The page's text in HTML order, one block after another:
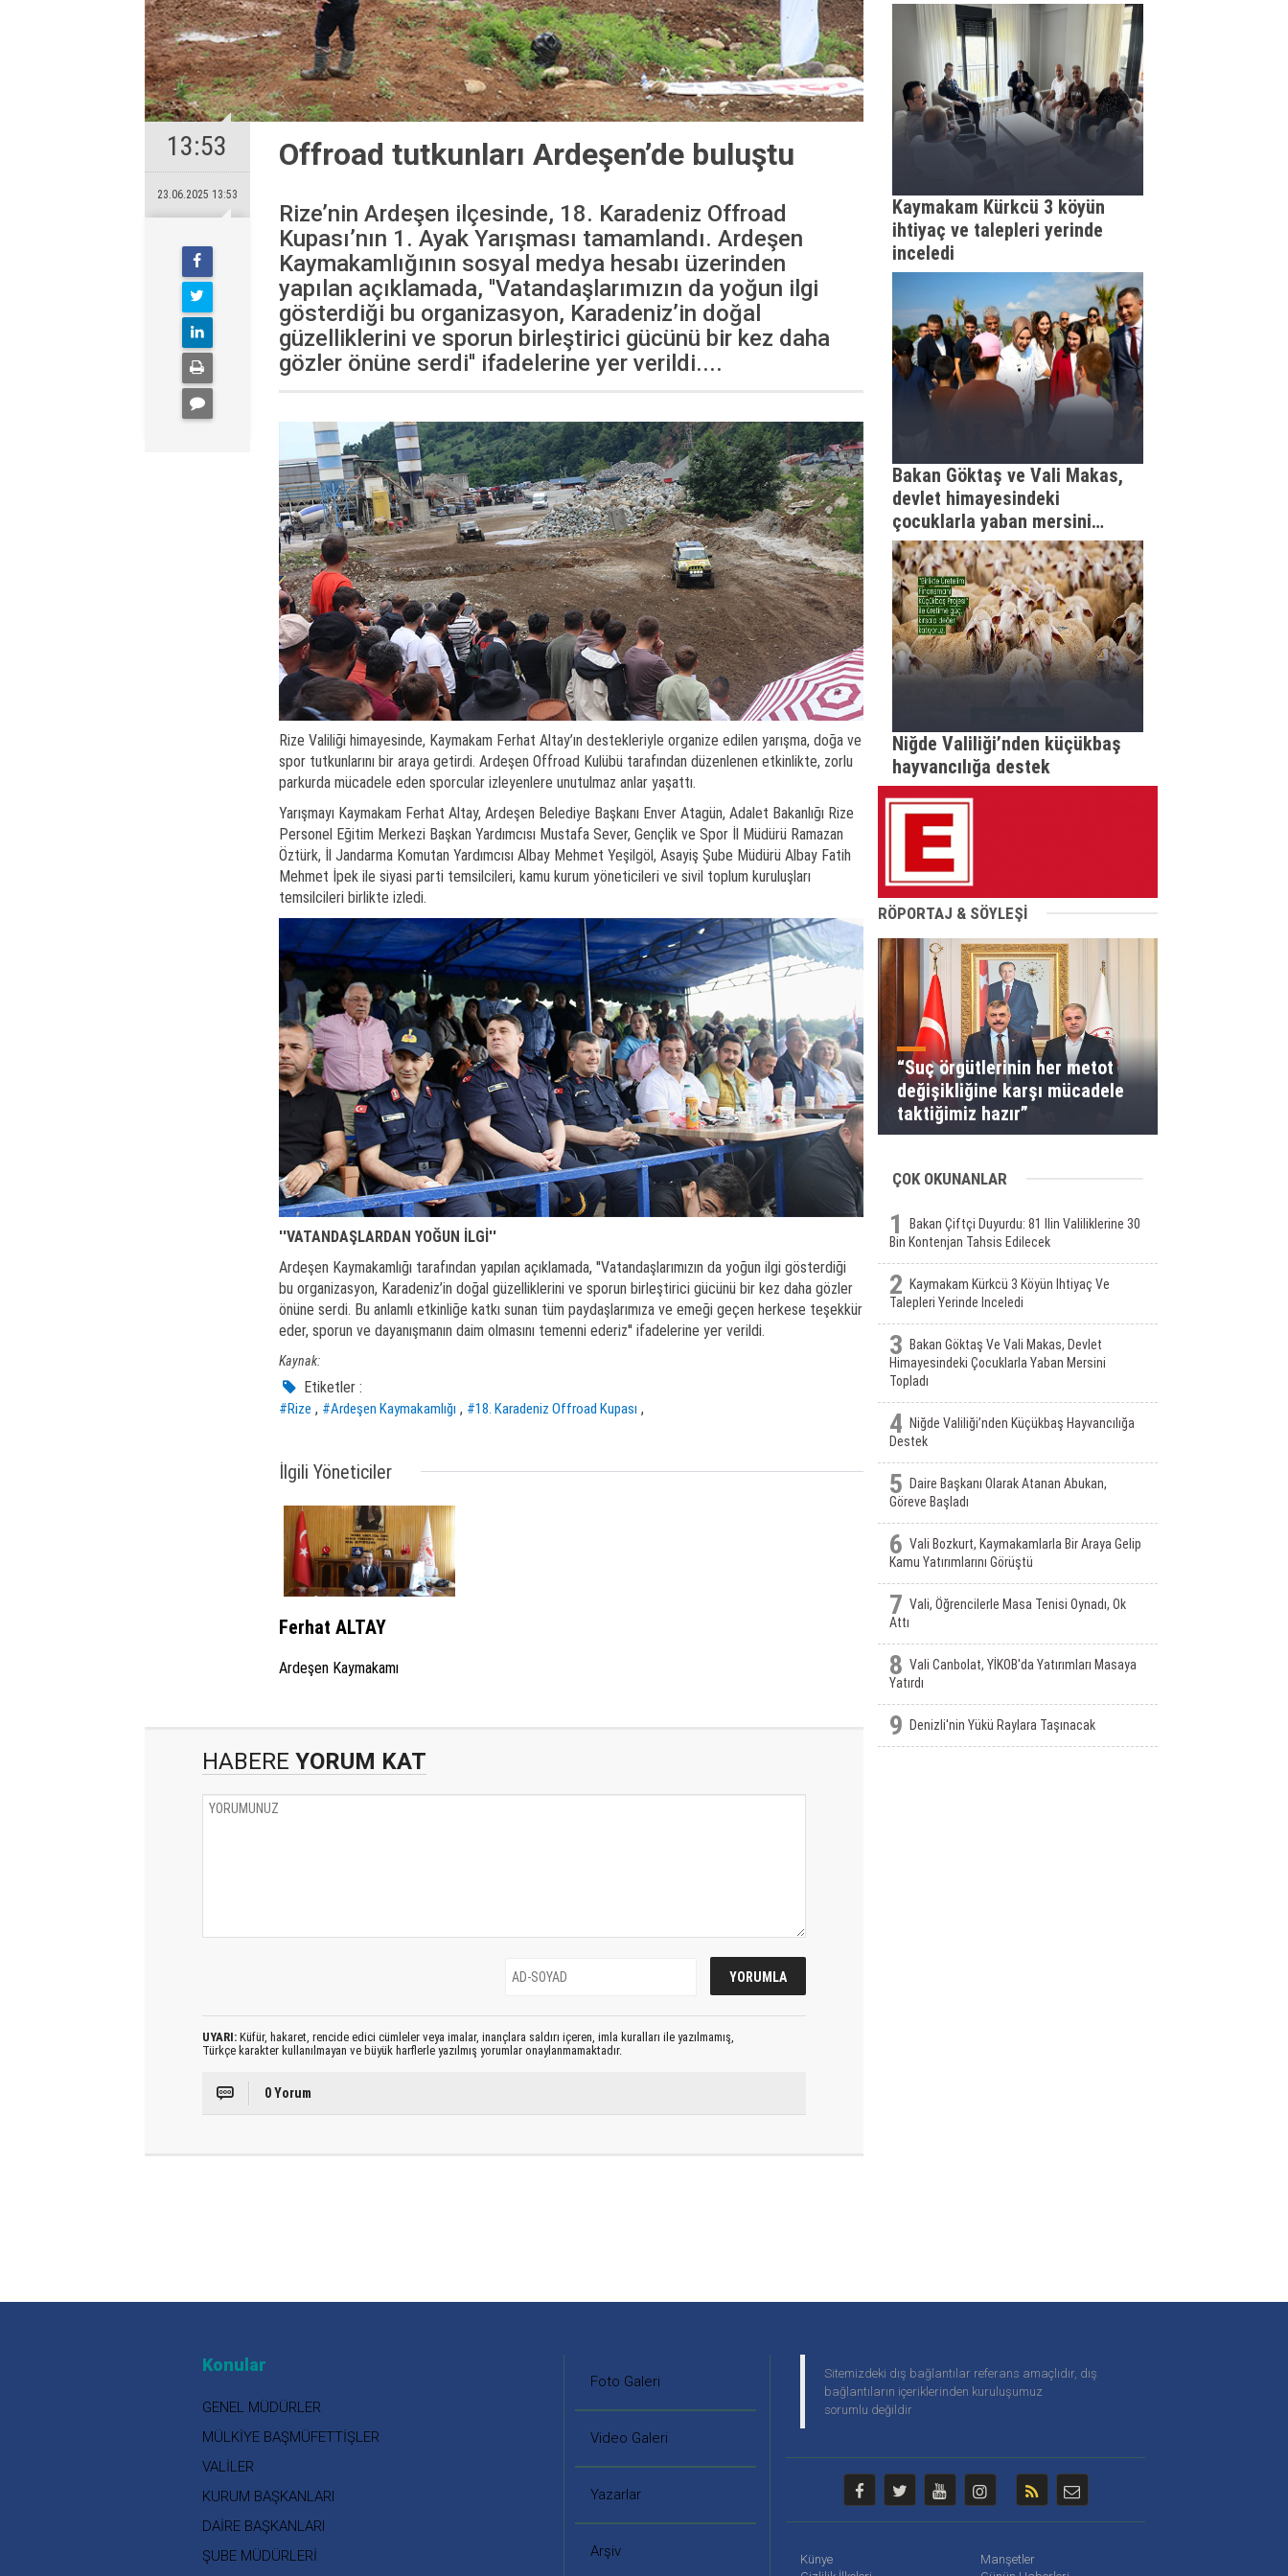
13:53
23.06.2025 13:53
Offroad tutkunları Ardeşen’de buluştu
Rize’nin Ardeşen ilçesinde, 18. Karadeniz Offroad
Kupası’nın 1. Ayak Yarışması tamamlandı. Ardeşen
Kaymakamlığının sosyal medya hesabı üzerinden
yapılan açıklamada, ''Vatandaşlarımızın da yoğun ilgi
gösterdiği bu organizasyon, Karadeniz’in doğal
güzelliklerini ve sporun birleştirici gücünü bir kez daha
gözler önüne serdi'' ifadelerine yer verildi....
Rize Valiliği himayesinde, Kaymakam Ferhat Altay’ın destekleriyle organize edilen yarışma, doğa ve
spor tutkunlarını bir araya getirdi. Ardeşen Offroad Kulübü tarafından düzenlenen etkinlikte, zorlu
parkurda mücadele eden sporcular izleyenlere unutulmaz anlar yaşattı.
Yarışmayı Kaymakam Ferhat Altay, Ardeşen Belediye Başkanı Enver Atagün, Adalet Bakanlığı Rize
Personel Eğitim Merkezi Başkan Yardımcısı Mustafa Sever, Gençlik ve Spor İl Müdürü Ramazan
Öztürk, İl Jandarma Komutan Yardımcısı Albay Mehmet Yeşilgöl, Asayiş Şube Müdürü Albay Fatih
Mehmet İpek ile siyasi parti temsilcileri, kamu kurum yöneticileri ve sivil toplum kuruluşları
temsilcileri birlikte izledi.
''VATANDAŞLARDAN YOĞUN İLGİ''
Ardeşen Kaymakamlığı tarafından yapılan açıklamada, ''Vatandaşlarımızın da yoğun ilgi gösterdiği
bu organizasyon, Karadeniz’in doğal güzelliklerini ve sporun birleştirici gücünü bir kez daha gözler
önüne serdi. Bu anlamlı etkinliğe katkı sunan tüm paydaşlarımıza ve emeği geçen herkese teşekkür
eder, sporun ve dayanışmanın daim olmasını temenni ederiz'' ifadelerine yer verildi.
Kaynak:
Etiketler :
#Rize , #Ardeşen Kaymakamlığı , #18. Karadeniz Offroad Kupası ,
İlgili Yöneticiler
Ferhat ALTAY
Ardeşen Kaymakamı
HABERE YORUM KAT
UYARI:Küfür, hakaret, rencide edici cümleler veya imalar, inançlara saldırı içeren, imla kuralları ile yazılmamış,
Türkçe karakter kullanılmayan ve büyük harflerle yazılmış yorumlar onaylanmamaktadır.
0 Yorum
Kaymakam Kürkcü 3 köyün
ihtiyaç ve talepleri yerinde
inceledi
Bakan Göktaş ve Vali Makas,
devlet himayesindeki
çocuklarla yaban mersini
topladı
Niğde Valiliği’nden küçükbaş
hayvancılığa destek
RÖPORTAJ & SÖYLEŞİ
“Suç örgütlerinin her metot
değişikliğine karşı mücadele
taktiğimiz hazır”
ÇOK OKUNANLAR
1
Bakan Çiftçi Duyurdu: 81 Ilin Valiliklerine 30
Bin Kontenjan Tahsis Edilecek
2
Kaymakam Kürkcü 3 Köyün Ihtiyaç Ve
Talepleri Yerinde Inceledi
3
Bakan Göktaş Ve Vali Makas, Devlet
Himayesindeki Çocuklarla Yaban Mersini
Topladı
4
Niğde Valiliği’nden Küçükbaş Hayvancılığa
Destek
5
Daire Başkanı Olarak Atanan Abukan,
Göreve Başladı
6 Vali Bozkurt, Kaymakamlarla Bir Araya Gelip
Kamu Yatırımlarını Görüştü
7 Vali, Öğrencilerle Masa Tenisi Oynadı, Ok
Attı
8 Vali Canbolat, YİKOB'da Yatırımları Masaya
Yatırdı
9 Denizli'nin Yükü Raylara Taşınacak
Sitemizdeki dış bağlantılar referans amaçlıdır, dış
bağlantıların içeriklerinden kuruluşumuz
sorumlu değildir
Künye
Manşetler
Foto Galeri
Video Galeri
Yazarlar
Arşiv
Konular
GENEL MÜDÜRLER
MÜLKİYE BAŞMÜFETTİŞLER
VALİLER
KURUM BAŞKANLARI
DAİRE BAŞKANLARI
ŞUBE MÜDÜRLERİ